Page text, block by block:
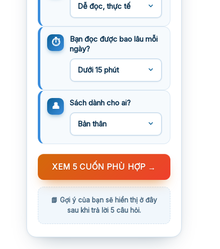
Bạn đọc được bao lâu mỗi
ngày?
Sách dành cho ai?
XEM 5 CUỐN PHÙ HỢP →